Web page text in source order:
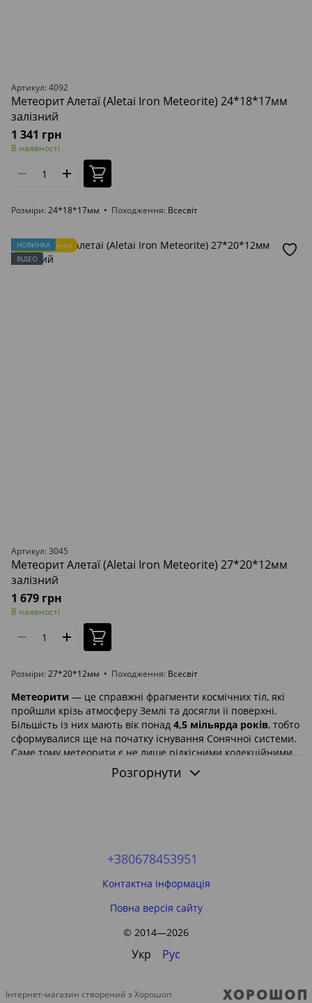
Артикул: 4092
Метеорит Алетаї (Aletai Iron Meteorite) 24*18*17мм
залізний
1 341 грн
В наявності
Розміри 24*18*17мм Походження Всесвіт
Подарунок
НОВИНКА
ВІДЕО
Артикул: 3045
Метеорит Алетаї (Aletai Iron Meteorite) 27*20*12мм
залізний
1 679 грн
В наявності
Розміри 27*20*12мм Походження Всесвіт
Метеорити — це справжні фрагменти космічних тіл, які
пройшли крізь атмосферу Землі та досягли її поверхні.
Більшість із них мають вік понад 4,5 мільярда років, тобто
сформувалися ще на початку існування Сонячної системи.
Саме тому метеорити є не лише рідкісними колекційними
об'єктами, а й безцінними джерелами інформації для
картці товару показаний конкретний екземпляр, ви
Що таке метеорит?
Метеоритом називають уламок астероїда або іншого
проходження крізь атмосферу та впав на поверхню Землі.
Це єдині природні матеріали космічного походження, які
Розгорнути
+380678453951
Контактна інформація
Повна версія сайту
© 2014—2026
Укр Рус
Інтернет-магазин створений з Хорошоп